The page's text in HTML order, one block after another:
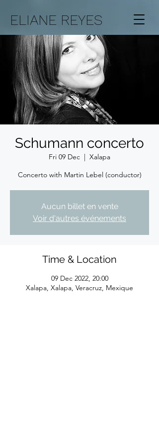
ELIANE REYES
Schumann concerto
Fri 09 Dec
  |
Xalapa
Concerto with Martin Lebel (conductor)
Aucun billet en vente
Voir d'autres événements
Time & Location
09 Dec 2022, 20:00
Xalapa, Xalapa, Veracruz, Mexique